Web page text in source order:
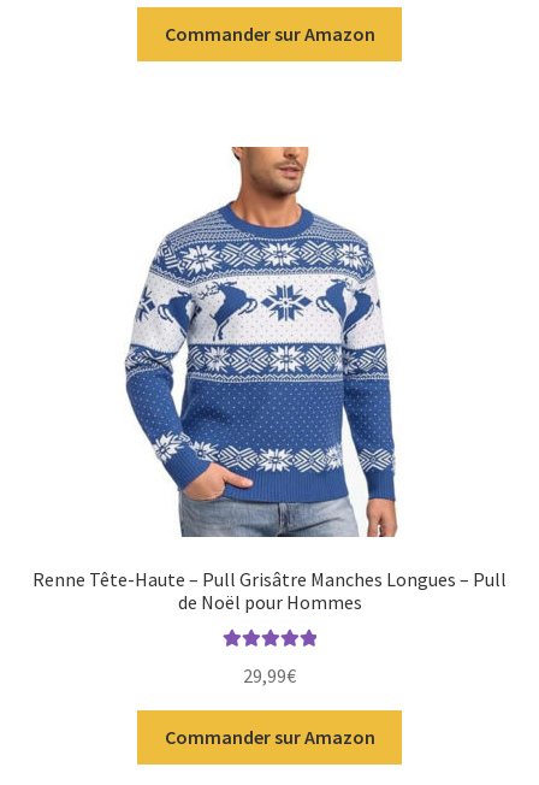
Commander sur Amazon
Renne Tête-Haute – Pull Grisâtre Manches Longues – Pull
de Noël pour Hommes
5
29,99€
Commander sur Amazon